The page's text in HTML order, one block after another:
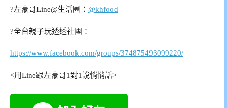
?左豪哥Line@生活圈： @khfood
?全台親子玩透透社團：
https://www.facebook.com/groups/374875493099220/
<用Line跟左豪哥1對1說悄悄話>